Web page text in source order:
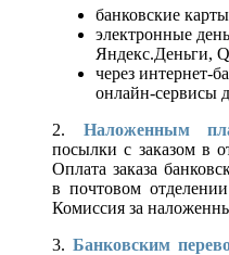
банковские
электронные
Яндекс.Деньги,
через интернет-
онлайн-сервисы
2. Наложенным
посылки с заказом в
Оплата заказа
в почтовом
Комиссия за
3.Банковским